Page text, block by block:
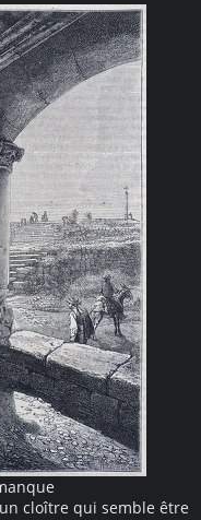
cloître qui semble être